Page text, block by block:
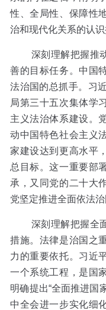
性、全局性、保障性
治和现代化关系的认识
深刻理解把握推动
善的目标任务。中国
法治国的总抓手。习
局第三十五次集体学
主义法治体系建设。
动中国特色社会主义
家建设达到更高水平
总目标。这一重要部
承，又同党的二十大
党坚定推进全面依法治
深刻理解把握全面
措施。法律是治国之
力的重要依托。习近
一个系统工程，是国
明确提出“全面推进国
中全会进一步实化细